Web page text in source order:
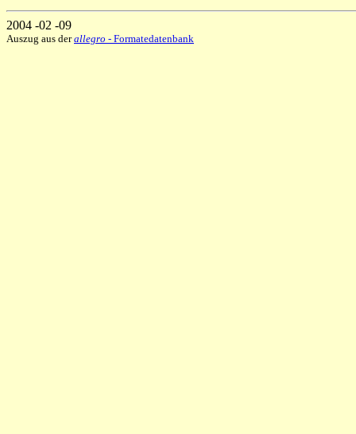
2004 -02 -09
Auszug aus derallegro - Formatedatenbank